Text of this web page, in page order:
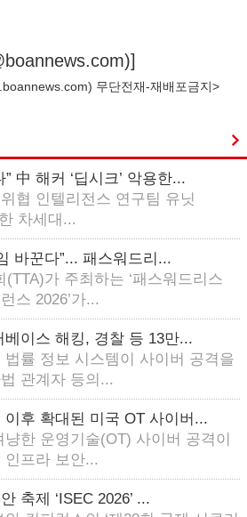
)]
) 무단전재-재배포금지>
中 해커 ‘딥시크’ 악용한...
협 인텔리전스 연구팀 유닛
차세대...
바꾼다”... 패스워드리...
가 주최하는 ‘패스워드리스
스 2026’가...
이스 해킹, 경찰 등 13만...
률 정보 시스템이 사이버 공격을
관계자 등의...
후 확대된 미국 OT 사이버...
한 운영기술(OT) 사이버 공격이
인프라 보안...
축제 ‘ISEC 2026’ ...